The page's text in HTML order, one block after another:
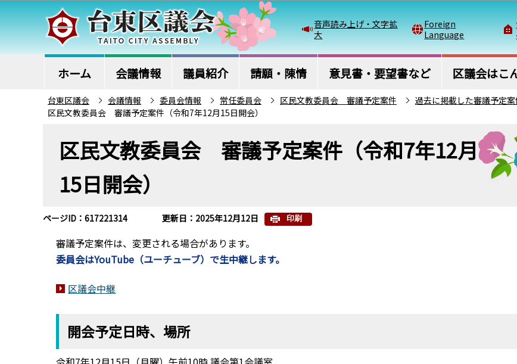
こ
の
ペ
ー
このページの本文へ移動
音声読み上げ・文字拡
大
Foreign
Language
ホーム 会議情報 議員紹介 請願・陳情 意見書・要望書など 区議会はこ
台東区議会 会議情報 委員会情報 常任委員会 区民文教委員会 審議予定案件
過去に掲載した審議予定案
区民文教委員会 審議予定案件（令和7年12月15日開会）
ら
区民文教委員会 審議予定案件（令和7年12月
15日開会）
ページID：617221314 更新日：2025年12月12日 印刷
審議予定案件は、変更される場合があります。
委員会はYouTube（ユーチューブ）で生中継します。
区議会中継
開会予定日時、場所